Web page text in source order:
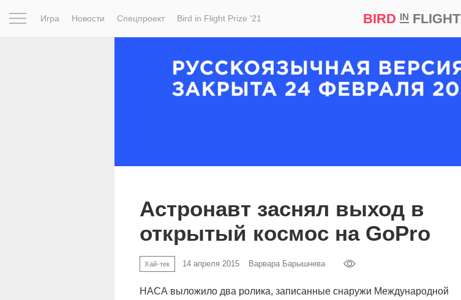
Игра Новости Спецпроект Bird in Flight Prize ‘21 BIRD INFLIGHT
Астронавт заснял выход в
открытый космос на GoPro
Хай-тек 14 апреля 2015 Варвара Барышнева
НАСА выложило два ролика, записанные снаружи Международной